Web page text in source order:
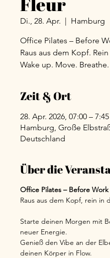
Di., 28. Apr.
  |
Hamburg
Office Pilates – Before
Raus aus dem Kopf.
Wake up. Move. Breathe.
Zeit & Ort
28. Apr. 2026, 07:00 – 7:45
Hamburg, Große
Deutschland
Über die
Office Pilates – Before Work
Raus aus dem Kopf, rein in
Starte deinen Morgen mit
neuer Energie.
Genieß den Vibe an der
deinen Körper in Flow.